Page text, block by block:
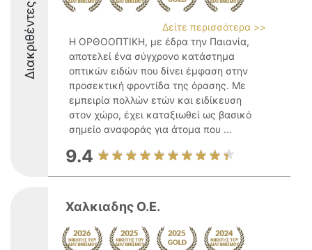
Διακριθέντες
Δείτε περισσότερα >>
Η ΟΡΘΟΟΠΤΙΚΗ, με έδρα την Παιανία,
αποτελεί ένα σύγχρονο κατάστημα
οπτικών ειδών που δίνει έμφαση στην
προσεκτική φροντίδα της όρασης. Με
εμπειρία πολλών ετών και ειδίκευση
στον χώρο, έχει καταξιωθεί ως βασικό
σημείο αναφοράς για άτομα που ...
9.4
Χαλκιαδης Ο.Ε.